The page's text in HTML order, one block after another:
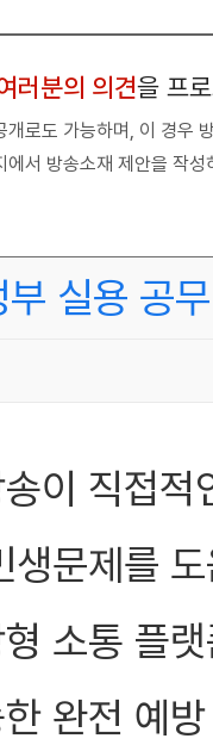
러분의 의견을 프
개로도 가능하며, 이 경우
에서 방송소재 제안을 작성
실용 공
이 직접
생문제를
소통 플
완전 예